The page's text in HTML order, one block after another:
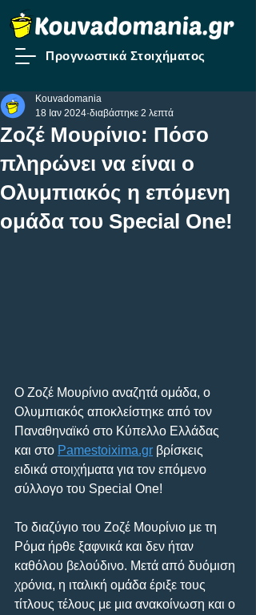
Προγνωστικά Στοιχήματος
Ζοζέ Μουρίνιο: Πόσο
πληρώνει να είναι ο
Ολυμπιακός η επόμενη
ομάδα του Special One!
Kouvadomania
18 Ιαν 2024 διαβάστηκε 2 λεπτά
Ο Ζοζέ Μουρίνιο αναζητά ομάδα, ο
Ολυμπιακός αποκλείστηκε από τον
Παναθηναϊκό στο Κύπελλο Ελλάδας
και στο Pamestoixima.gr βρίσκεις
ειδικά στοιχήματα για τον επόμενο
σύλλογο του Special One!
Το διαζύγιο του Ζοζέ Μουρίνιο με τη
Ρόμα ήρθε ξαφνικά και δεν ήταν
καθόλου βελούδινο. Μετά από δυόμιση
χρόνια, η ιταλική ομάδα έριξε τους
τίτλους τέλους με μια ανακοίνωση και ο